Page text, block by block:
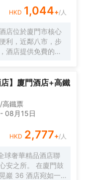
HKD 1,044+/人
店位於廈門市核心
利，近鄰八市，步
酒店提供免費的洗
店】廈門酒店+高鐵
高鐵票
- 08月15日
HKD 2,777+/人
球奢華精品酒店聯
安之所。 在廈門鼓
巖 36 酒店宛如一